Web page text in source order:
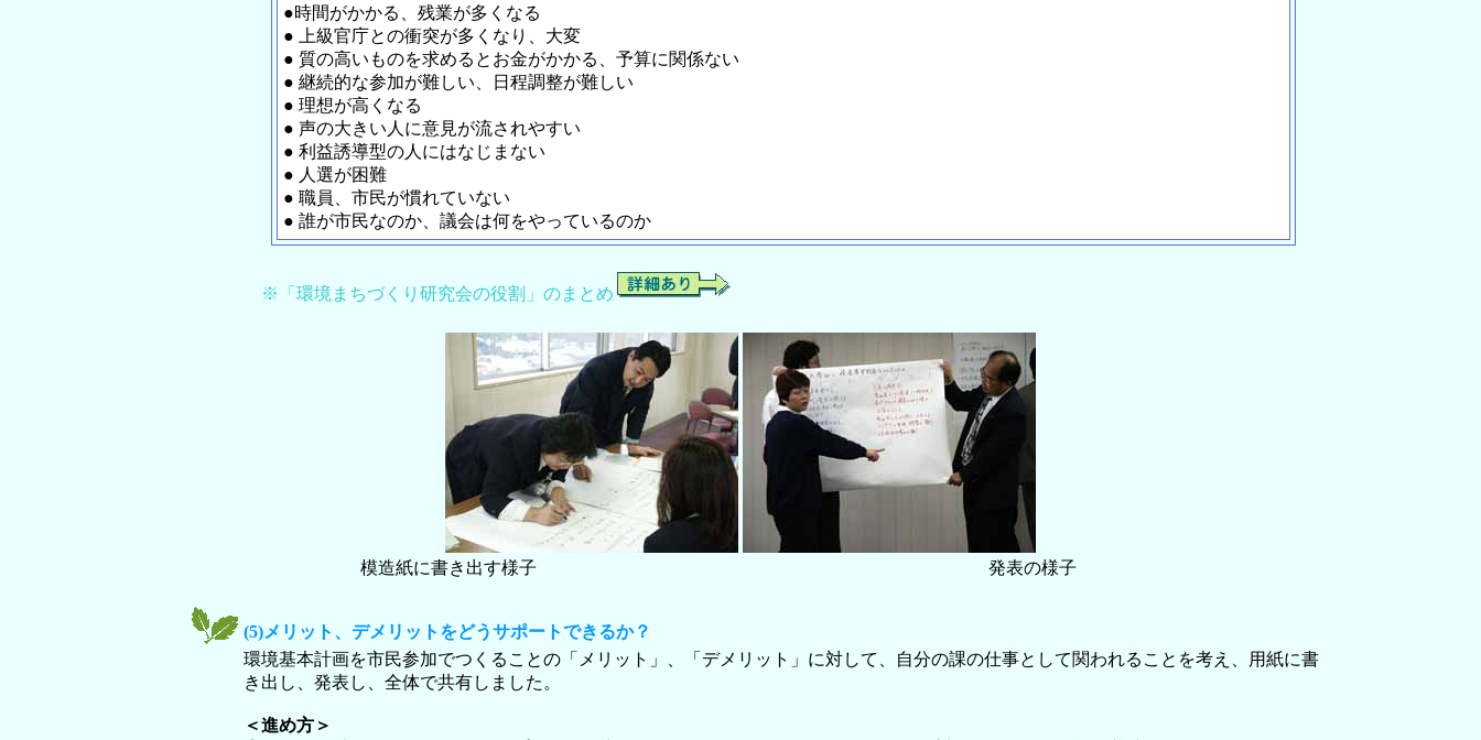
●時間がかかる、残業が多くなる
● 上級官庁との衝突が多くなり、大変
● 質の高いものを求めるとお金がかかる、予算に関係ない
● 継続的な参加が難しい、日程調整が難しい
● 理想が高くなる
● 声の大きい人に意見が流されやすい
● 利益誘導型の人にはなじまない
● 人選が困難
● 職員、市民が慣れていない
● 誰が市民なのか、議会は何をやっているのか
※ 「環境まちづくり研究会の役割」のまとめ
模造紙に書き出す様子 発表の様子
(5)メリット、デメリットをどうサポートできるか？
環境基本計画を市民参加でつくることの「メリット」、「デメリット」に対して、自分の課の仕事として関われることを考え、用紙に書
き出し、発表し、全体で共有しました。
＜進め方＞